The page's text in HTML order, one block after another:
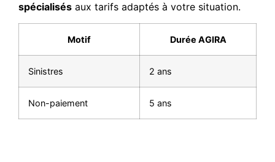
spécialisés aux tarifs adaptés à votre situation.
Motif Durée AGIRA
Sinistres 2 ans
Non-paiement 5 ans